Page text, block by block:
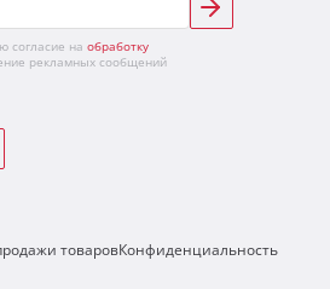
согласие на обработку
рекламных сообщений
товаровКонфиденциальность